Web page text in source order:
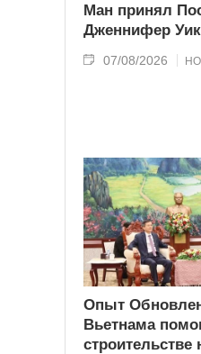
Ман принял
Дженнифер
07/08/2026
Опыт
Вьетнама
строительстве